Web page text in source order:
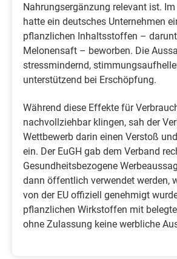
Nahrungsergänzung relevant ist.
hatte ein deutsches Unternehmen
pflanzlichen Inhaltsstoffen –
Melonensaft – beworben. Die
stressmindernd,
unterstützend bei Erschöpfung.
Während diese Effekte für
nachvollziehbar klingen, sah der
Wettbewerb darin einen Verstoß
ein. Der EuGH gab dem Verband
Gesundheitsbezogene
dann öffentlich verwendet werden,
von der EU offiziell genehmigt
pflanzlichen Wirkstoffen mit
ohne Zulassung keine werbliche